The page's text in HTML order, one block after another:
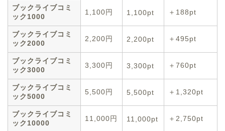
ブックライブコミ
ック1000
1,100円 1,100pt ＋188pt
ブックライブコミ
ック2000
2,200円 2,200pt ＋495pt
ブックライブコミ
ック3000
3,300円 3,300pt ＋760pt
ブックライブコミ
ック5000
5,500円 5,500pt ＋1,320pt
ブックライブコミ
ック10000
11,000円 11,000pt ＋2,750pt